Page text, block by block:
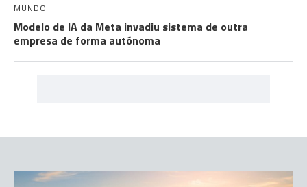
MUNDO
Modelo de IA da Meta invadiu sistema de outra
empresa de forma autónoma